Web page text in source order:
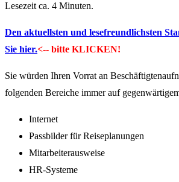
Lesezeit ca. 4 Minuten.
Den aktuellsten und lesefreundlichsten
Sie hier.<-- bitte KLICKEN!
Sie würden Ihren Vorrat an
folgenden Bereiche immer auf
Internet
Passbilder für Reiseplanungen
Mitarbeiterausweise
HR-Systeme